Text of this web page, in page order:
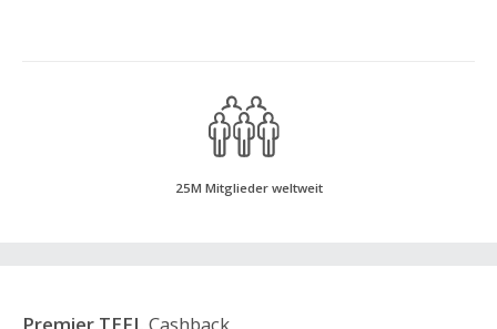
25M Mitglieder weltweit